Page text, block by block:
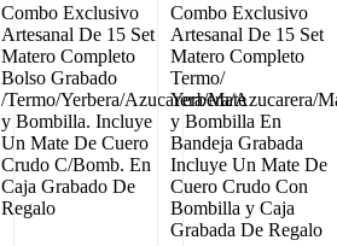
Combo Exclusivo
Artesanal De 15 Set
Matero Completo
Bolso Grabado
/Termo/Yerbera/Azucarera/Mate
y Bombilla. Incluye
Un Mate De Cuero
Crudo C/Bomb. En
Caja Grabado De
Regalo
Combo Exclusivo
Artesanal De 15 Set
Matero Completo
Termo/
Yerbera/Azucarera/
y Bombilla En
Bandeja Grabada
Incluye Un Mate De
Cuero Crudo Con
Bombilla y Caja
Grabada De Regalo